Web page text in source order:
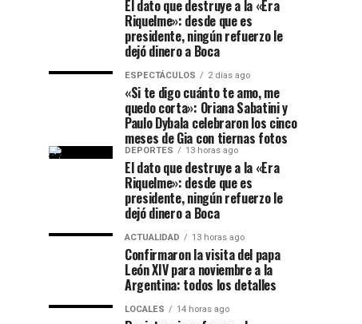
El dato que destruye a la «Era
Riquelme»: desde que es
presidente, ningún refuerzo le
dejó dinero a Boca
ESPECTÁCULOS 2 días ago
«Si te digo cuánto te amo, me
quedo corta»: Oriana Sabatini y
Paulo Dybala celebraron los cinco
meses de Gia con tiernas fotos
DEPORTES 13 horas ago
El dato que destruye a la «Era
Riquelme»: desde que es
presidente, ningún refuerzo le
dejó dinero a Boca
ACTUALIDAD 13 horas ago
Confirmaron la visita del papa
León XIV para noviembre a la
Argentina: todos los detalles
LOCALES 14 horas ago